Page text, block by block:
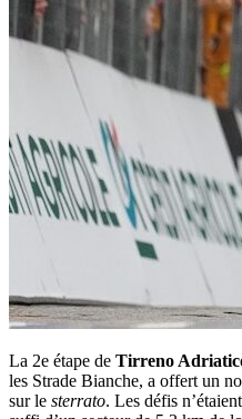
La 2e étape de Tirreno
les Strade Bianche, a offert un
sur le sterrato. Les défis